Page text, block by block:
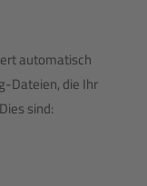
automatisch
Dateien, die Ihr
sind: